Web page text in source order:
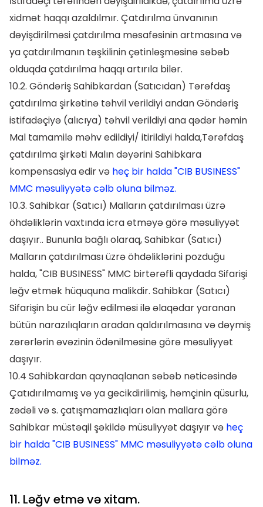
xidmət haqqı azaldılmır. Çatdırılma ünvanının
dəyişdirilməsi çatdırılma məsafəsinin artmasına və
ya çatdırılmanın təşkilinin çətinləşməsinə səbəb
olduqda çatdırılma haqqı artırıla bilər.
10.2. Göndəriş Sahibkardan (Satıcıdan) Tərəfdaş
çatdırılma şirkətinə təhvil verildiyi andan Göndəriş
istifadəçiyə (alıcıya) təhvil verildiyi ana qədər həmin
Mal tamamilə məhv edildiyi/ itirildiyi halda,Tərəfdaş
çatdırılma şirkəti Malın dəyərini Sahibkara
kompensasiya edir və heç bir halda "CIB BUSINESS"
MMC məsuliyyətə cəlb oluna bilməz.
10.3. Sahibkar (Satıcı) Malların çatdırılması üzrə
öhdəliklərin vaxtında icra etməyə görə məsuliyyət
daşıyır.. Bununla bağlı olaraq, Sahibkar (Satıcı)
Malların çatdırılması üzrə öhdəliklərini pozduğu
halda, "CIB BUSINESS" MMC birtərəfli qaydada Sifarişi
ləğv etmək hüququna malikdir. Sahibkar (Satıcı)
Sifarişin bu cür ləğv edilməsi ilə əlaqədar yaranan
bütün narazılıqların aradan qaldırılmasına və dəymiş
zərərlərin əvəzinin ödənilməsinə görə məsuliyyət
daşıyır.
10.4 Sahibkardan qaynaqlanan səbəb nəticəsində
Çatıdırılmamış və ya gecikdirilimiş, həmçinin qüsurlu,
zədəli və s. çatışmamazlıqları olan mallara görə
Sahibkar müstəqil şəkildə müsuliyyət daşıyır və heç
bir halda "CIB BUSINESS" MMC məsuliyyətə cəlb oluna
bilməz.
11. Ləğv etmə və xitam.